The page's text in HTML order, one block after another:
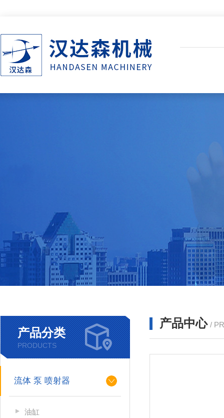
产品分类
PRODUCTS
流体 泵 喷射器
油缸
产品中心 /